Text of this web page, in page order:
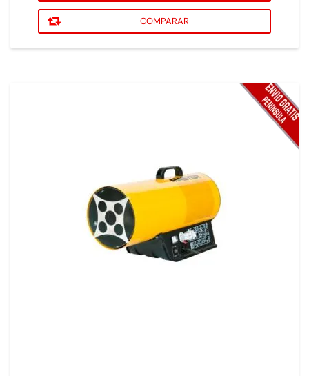
COMPARAR